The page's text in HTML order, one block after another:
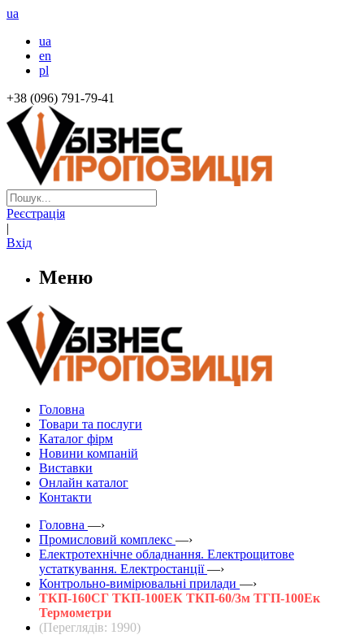
ua
ua
en
pl
+38 (096) 791-79-41
Реєстрація
|
Вхід
Меню
Головна
Товари та послуги
Каталог фірм
Новини компаній
Виставки
Онлайн каталог
Контакти
Головна —›
Промисловий комплекс —›
Електротехнічне обладнання. Електрощитове
устаткування. Електростанції —›
Контрольно-вимірювальні прилади —›
ТКП-160СГ ТКП-100ЕК ТКП-60/3м ТГП-100Ек
Термометри
(Переглядів: 1990)